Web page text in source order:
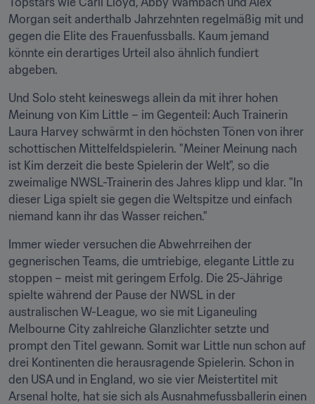
Morgan seit anderthalb Jahrzehnten regelmäßig mit und
gegen die Elite des Frauenfussballs. Kaum jemand
könnte ein derartiges Urteil also ähnlich fundiert
abgeben.
Und Solo steht keineswegs allein da mit ihrer hohen
Meinung von Kim Little – im Gegenteil: Auch Trainerin
Laura Harvey schwärmt in den höchsten Tönen von ihrer
schottischen Mittelfeldspielerin. "Meiner Meinung nach
ist Kim derzeit die beste Spielerin der Welt", so die
zweimalige NWSL-Trainerin des Jahres klipp und klar. "In
dieser Liga spielt sie gegen die Weltspitze und einfach
niemand kann ihr das Wasser reichen."
Immer wieder versuchen die Abwehrreihen der
gegnerischen Teams, die umtriebige, elegante Little zu
stoppen – meist mit geringem Erfolg. Die 25-Jährige
spielte während der Pause der NWSL in der
australischen W-League, wo sie mit Liganeuling
Melbourne City zahlreiche Glanzlichter setzte und
prompt den Titel gewann. Somit war Little nun schon auf
drei Kontinenten die herausragende Spielerin. Schon in
den USA und in England, wo sie vier Meistertitel mit
Arsenal holte, hat sie sich als Ausnahmefussballerin einen